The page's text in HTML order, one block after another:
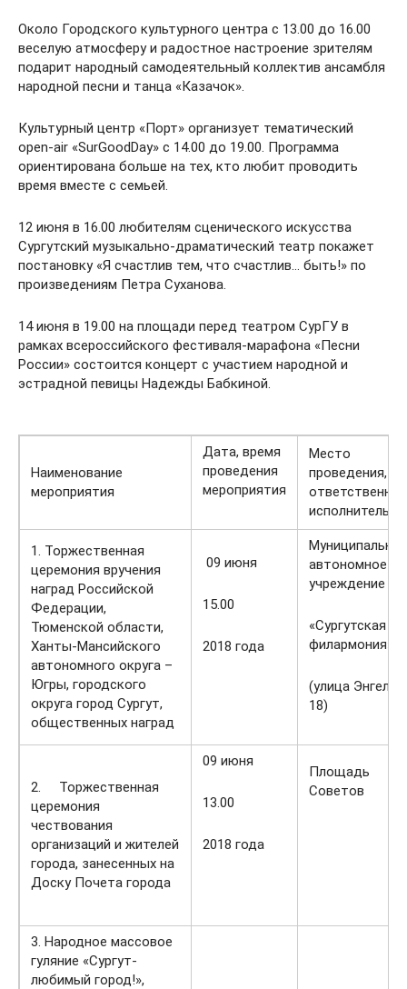
Около Городского культурного центра с 13.00 до 16.00
веселую атмосферу и радостное настроение зрителям
подарит народный самодеятельный коллектив ансамбля
народной песни и танца «Казачок».
Культурный центр «Порт» организует тематический
open-air «SurGoodDay» с 14.00 до 19.00. Программа
ориентирована больше на тех, кто любит проводить
время вместе с семьей.
12 июня в 16.00 любителям сценического искусства
Сургутский музыкально-драматический театр покажет
постановку «Я счастлив тем, что счастлив… быть!» по
произведениям Петра Суханова.
14 июня в 19.00 на площади перед театром СурГУ в
рамках всероссийского фестиваля-марафона «Песни
России» состоится концерт с участием народной и
эстрадной певицы Надежды Бабкиной.
Наименование
мероприятия
Дата, время
проведения
мероприятия
Место
проведения,
исполнитель
1. Торжественная
церемония вручения
наград Российской
Федерации,
Тюменской области,
Ханты-Мансийского
автономного округа –
Югры, городского
округа город Сургут,
общественных наград
09 июня
15.00
2018 года
Муниципальное
автономное
учреждение
«Сургутская
филармония»
(улица
18)
2. Торжественная
церемония
чествования
организаций и жителей
города, занесенных на
Доску Почета города
09 июня
13.00
2018 года
Площадь
Советов
3. Народное массовое
гуляние «Сургут-
любимый город!»,